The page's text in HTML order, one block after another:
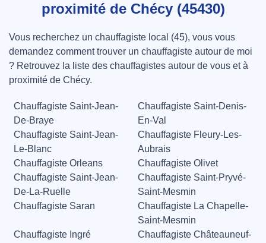
proximité de Chécy (45430)
Vous recherchez un chauffagiste local (45), vous vous
demandez comment trouver un chauffagiste autour de moi
? Retrouvez la liste des chauffagistes autour de vous et à
proximité de Chécy.
Chauffagiste Saint-Jean-
De-Braye
Chauffagiste Saint-Denis-
En-Val
Chauffagiste Saint-Jean-
Le-Blanc
Chauffagiste Fleury-Les-
Aubrais
Chauffagiste Orleans
Chauffagiste Olivet
Chauffagiste Saint-Jean-
De-La-Ruelle
Chauffagiste Saint-Pryvé-
Saint-Mesmin
Chauffagiste Saran
Chauffagiste La Chapelle-
Saint-Mesmin
Chauffagiste Ingré
Chauffagiste Châteauneuf-